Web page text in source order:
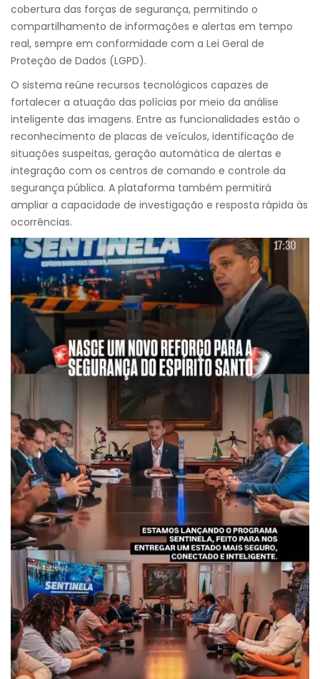
cobertura das forças de segurança, permitindo o
compartilhamento de informações e alertas em tempo
real, sempre em conformidade com a Lei Geral de
Proteção de Dados (LGPD).
O sistema reúne recursos tecnológicos capazes de
fortalecer a atuação das polícias por meio da análise
inteligente das imagens. Entre as funcionalidades estão o
reconhecimento de placas de veículos, identificação de
situações suspeitas, geração automática de alertas e
integração com os centros de comando e controle da
segurança pública. A plataforma também permitirá
ampliar a capacidade de investigação e resposta rápida às
ocorrências.
Tocador
vídeo